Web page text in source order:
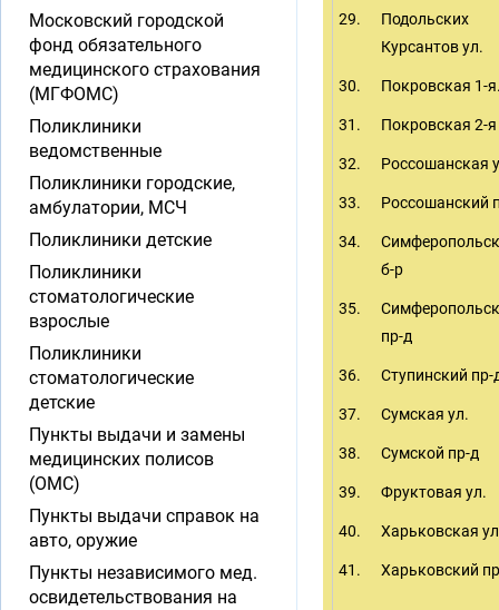
29.
Подольских
Курсантов ул.
30. Покровская 1-
31. Покровская 2-я
32. Россошанская
33. Россошанский
34.
б-р
35.
пр-д
36. Ступинский пр-
37. Сумская ул.
38. Сумской пр-д
39. Фруктовая ул.
40. Харьковская
41. Харьковский
Московский городской
фонд обязательного
медицинского страхования
(МГФОМС)
Поликлиники
ведомственные
Поликлиники городские,
амбулатории, МСЧ
Поликлиники детские
Поликлиники
стоматологические
взрослые
Поликлиники
стоматологические
детские
Пункты выдачи и замены
медицинских полисов
(ОМС)
Пункты выдачи справок на
авто, оружие
Пункты независимого мед.
освидетельствования на